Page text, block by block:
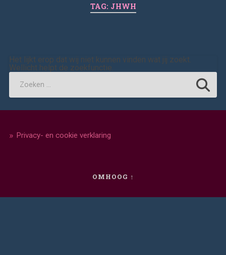
TAG: JHWH
Het lijkt erop dat wij niet kunnen vinden wat jij zoekt.
Wellicht helpt de zoekfunctie.
Privacy- en cookie verklaring
OMHOOG ↑